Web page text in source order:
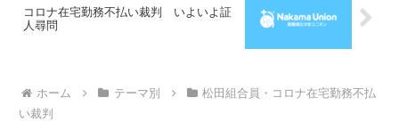
コロナ在宅勤務不払い裁判 いよいよ証
人尋問
ホーム テーマ別
松田組合員・コロナ在宅勤務不払
い裁判